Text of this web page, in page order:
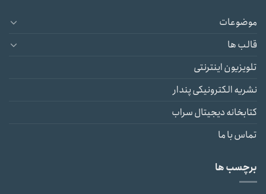
موضوعات
قالب ها
تلویزیون اینترنتی
نشریه الکترونیکی پندار
کتابخانه دیجیتال سراب
تماس با ما
برچسب ها